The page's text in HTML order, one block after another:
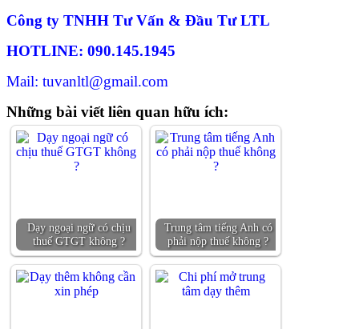
Công ty TNHH Tư Vấn & Đầu Tư LTL
HOTLINE: 090.145.1945
Mail: tuvanltl@gmail.com
Những bài viết liên quan hữu ích:
Dạy ngoại ngữ có chịu
thuế GTGT không ?
Trung tâm tiếng Anh có
phải nộp thuế không ?